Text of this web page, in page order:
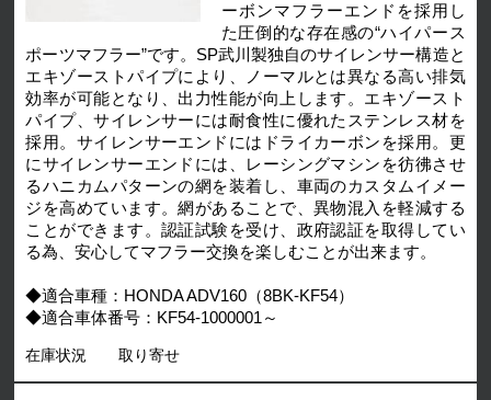
ーボンマフラーエンドを採用し
た圧倒的な存在感の“ハイパース
ポーツマフラー”です。SP武川製独自のサイレンサー構造と
エキゾーストパイプにより、ノーマルとは異なる高い排気
効率が可能となり、出力性能が向上します。エキゾースト
パイプ、サイレンサーには耐食性に優れたステンレス材を
採用。サイレンサーエンドにはドライカーボンを採用。更
にサイレンサーエンドには、レーシングマシンを彷彿させ
るハニカムパターンの網を装着し、車両のカスタムイメー
ジを高めています。網があることで、異物混入を軽減する
ことができます。認証試験を受け、政府認証を取得してい
る為、安心してマフラー交換を楽しむことが出来ます。
◆適合車種：HONDA ADV160（8BK-KF54）
◆適合車体番号：KF54-1000001～
在庫状況 取り寄せ